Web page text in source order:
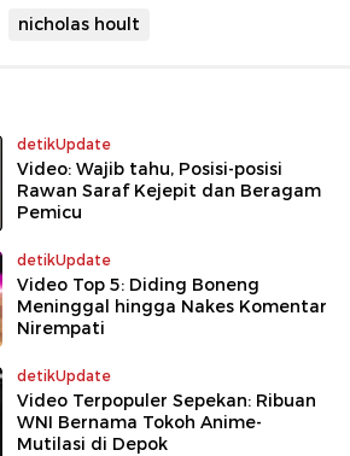
nicholas hoult
detikUpdate
Video: Wajib tahu, Posisi-posisi
Rawan Saraf Kejepit dan Beragam
Pemicu
detikUpdate
Video Top 5: Diding Boneng
Meninggal hingga Nakes Komentar
Nirempati
detikUpdate
Video Terpopuler Sepekan: Ribuan
WNI Bernama Tokoh Anime-
Mutilasi di Depok